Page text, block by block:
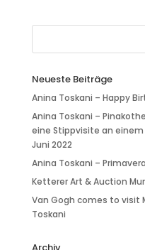
Neueste Beiträge
Anina Toskani – Happy
Anina Toskani –
eine Stippvisite an
Juni 2022
Anina Toskani –
Ketterer Art & Auction
Van Gogh comes to visit
Toskani